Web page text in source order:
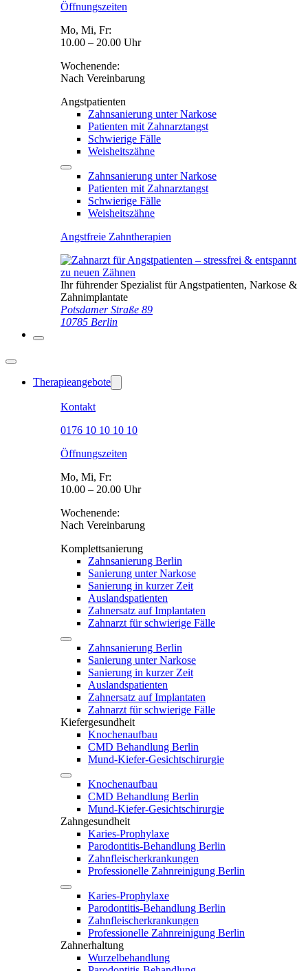
Öffnungszeiten
Mo, Mi, Fr:
10.00 – 20.00 Uhr
Wochenende:
Nach Vereinbarung
Angstpatienten
Zahnsanierung unter Narkose
Patienten mit Zahnarztangst
Schwierige Fälle
Weisheitszähne
Zahnsanierung unter Narkose
Patienten mit Zahnarztangst
Schwierige Fälle
Weisheitszähne
Angstfreie Zahntherapien
Ihr führender Spezialist für Angstpatienten, Narkose &
Zahnimplantate
Potsdamer Straße 89
10785 Berlin
Therapieangebote
Kontakt
0176 10 10 10 10
Öffnungszeiten
Mo, Mi, Fr:
10.00 – 20.00 Uhr
Wochenende:
Nach Vereinbarung
Komplettsanierung
Zahnsanierung Berlin
Sanierung unter Narkose
Sanierung in kurzer Zeit
Auslandspatienten
Zahnersatz auf Implantaten
Zahnarzt für schwierige Fälle
Zahnsanierung Berlin
Sanierung unter Narkose
Sanierung in kurzer Zeit
Auslandspatienten
Zahnersatz auf Implantaten
Zahnarzt für schwierige Fälle
Kiefergesundheit
Knochenaufbau
CMD Behandlung Berlin
Mund-Kiefer-Gesichtschirurgie
Knochenaufbau
CMD Behandlung Berlin
Mund-Kiefer-Gesichtschirurgie
Zahngesundheit
Karies-Prophylaxe
Parodontitis-Behandlung Berlin
Zahnfleischerkrankungen
Professionelle Zahnreinigung Berlin
Karies-Prophylaxe
Parodontitis-Behandlung Berlin
Zahnfleischerkrankungen
Professionelle Zahnreinigung Berlin
Zahnerhaltung
Wurzelbehandlung